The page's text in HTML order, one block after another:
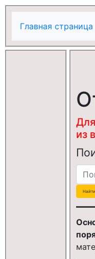
Главная страница
из